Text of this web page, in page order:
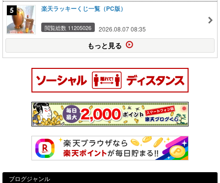
楽天ラッキーくじ一覧（PC版）
閲覧総数 11205026 2026.08.07 08:35
もっと見る
ブログジャンル